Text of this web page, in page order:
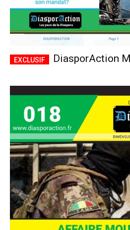
DiasporAction